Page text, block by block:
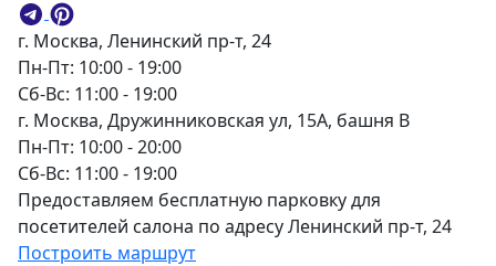
г. Москва, Ленинский пр-т, 24
Пн-Пт: 10:00 - 19:00
Сб-Вс: 11:00 - 19:00
г. Москва, Дружинниковская ул, 15А, башня В
Пн-Пт: 10:00 - 20:00
Сб-Вс: 11:00 - 19:00
Предоставляем бесплатную парковку для
посетителей салона по адресу Ленинский пр-т, 24
Построить маршрут